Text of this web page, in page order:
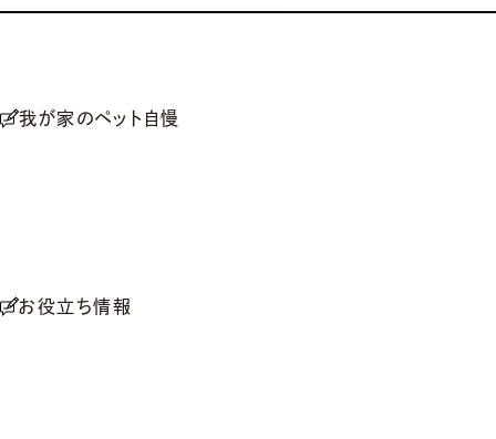
我が家のペット自慢
お役立ち情報